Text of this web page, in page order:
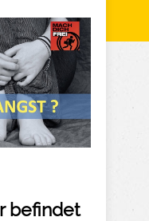
befindet